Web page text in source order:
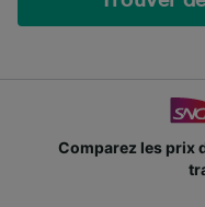
Comparez les prix